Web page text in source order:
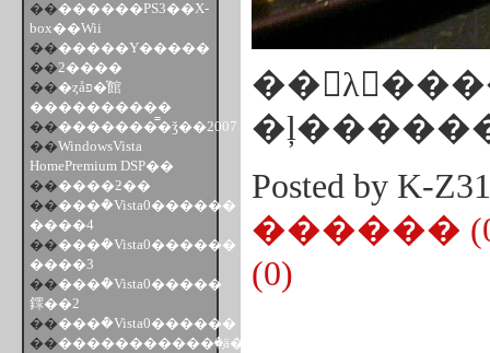
Posted by K-
������
(0)
��������PS3��X-
box��Wii
�������Υ�����
��2����
���ȥåפ�ͤ館
����������
���������̿�ǯ��2007
��WindowsVista
HomePremium DSP��
������ƻ��
�����ܶ�Vista0������
����4
�����ܶ�Vista0������
����3
�����ܶ�Vista0�����
䤽��2
�����ܶ�Vista0������
�������������꤫�֤ä�